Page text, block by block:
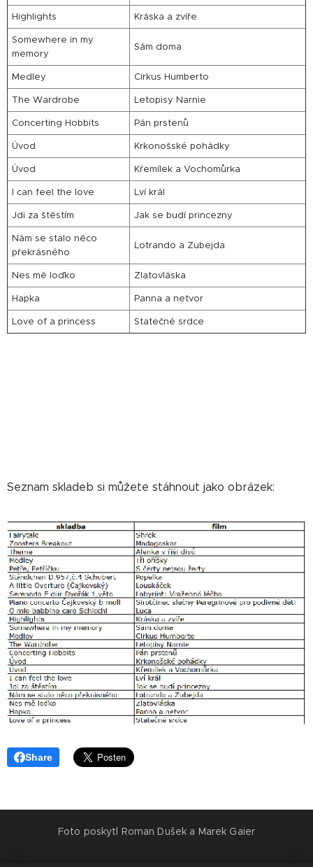
Highlights
Kráska a zvíře
Somewhere in my
memory
Sám doma
Medley
Cirkus Humberto
The Wardrobe
Letopisy Narnie
Concerting Hobbits
Pán prstenů
Úvod
Krkonošské pohádky
Úvod
Křemílek a Vochomůrka
I can feel the love
Lví král
Jdi za štěstím
Jak se budí princezny
Nám se stalo něco
překrásného
Lotrando a Zubejda
Nes mě loďko
Zlatovláska
Hapka
Panna a netvor
Love of a princess
Statečné srdce
Seznam skladeb si můžete stáhnout jako obrázek:
Share
Foto poskytl Roman Dušek a Marek Gaier